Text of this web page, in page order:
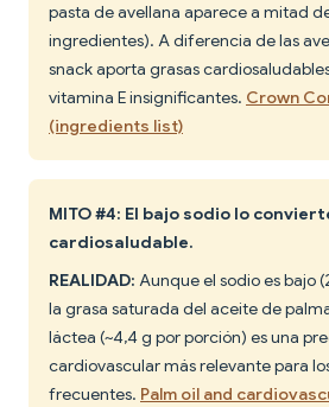
pasta de avellana aparece a mitad
ingredientes). A diferencia de las
snack aporta grasas
vitamina E insignificantes. Crown
(ingredients list)
MITO #4: El bajo sodio lo
cardiosaludable.
REALIDAD: Aunque el sodio es bajo
la grasa saturada del aceite de
láctea (~4,4 g por porción) es una
cardiovascular más relevante para
frecuentes. Palm oil and